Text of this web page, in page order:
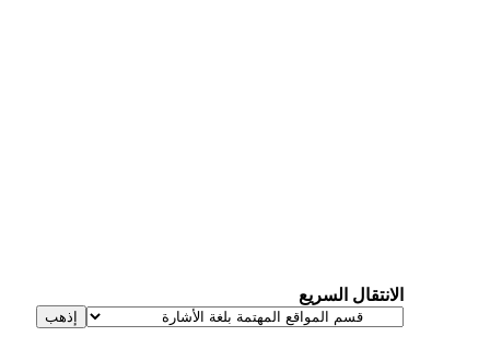
الانتقال السريع